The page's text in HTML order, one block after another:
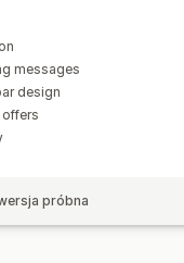
messages
design
próbna